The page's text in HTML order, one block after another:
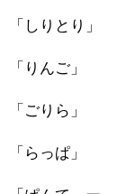
「しりとり」
「りんご」
「ごりら」
「らっぱ」